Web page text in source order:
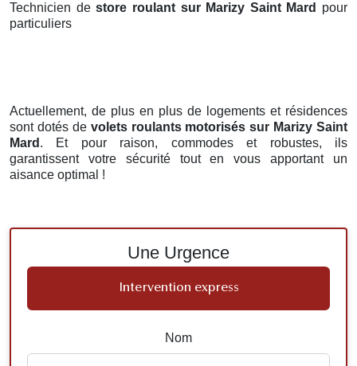
Technicien destore roulant sur Marizy Saint Mard pour
particuliers
Actuellement, de plus en plus de logements et résidences
sont dotés de volets roulants motorisés sur Marizy Saint
Mard . Et pour raison, commodes et robustes, ils
garantissent votre sécurité tout en vous apportant un
aisance optimal !
Une Urgence
Intervention express
Nom